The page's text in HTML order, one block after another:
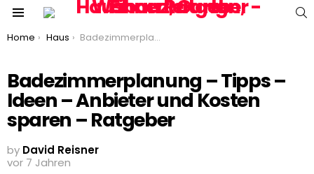
You are here:
Home Haus Badezimmerplanung – Tipps – Ideen – Anbieter und Kosten sparen – Ratgeber
Badezimmerplanung – Tipps –
Ideen – Anbieter und Kosten
sparen – Ratgeber
by David Reisner
vor 7 Jahren